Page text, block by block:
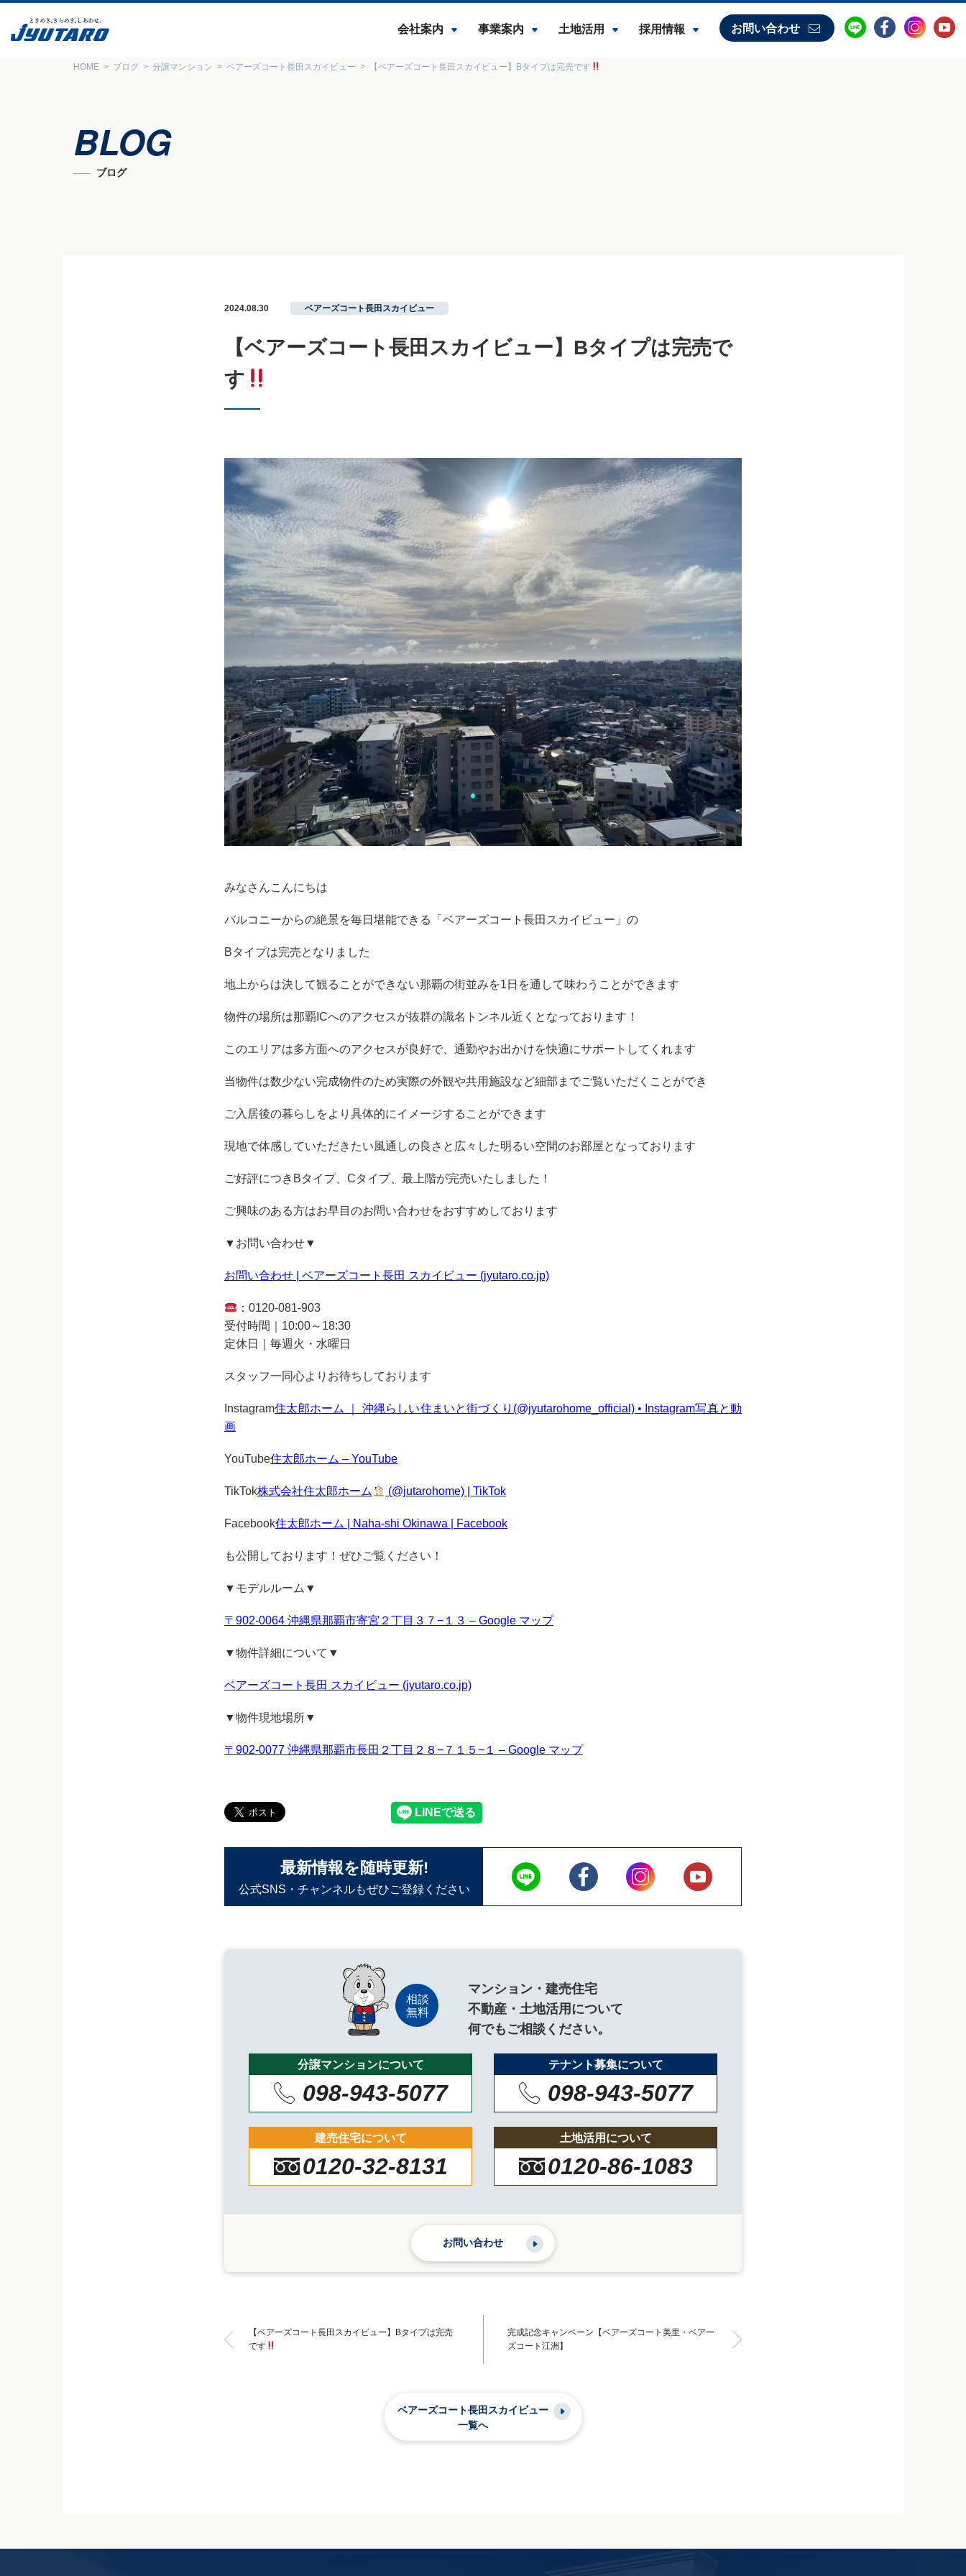
会社案内 事業案内 土地活用 採用情報 お問い合わせ
HOME ブログ 分譲マンション ベアーズコート長田スカイビュー 【ベアーズコート長田スカイビュー】Bタイプは完売です
BLOG
ブログ
2024.08.30 ベアーズコート長田スカイビュー
【ベアーズコート長田スカイビュー】Bタイプは完売で
す
みなさんこんにちは
バルコニーからの絶景を毎日堪能できる「ベアーズコート長田スカイビュー」の
Bタイプは完売となりました
地上からは決して観ることができない那覇の街並みを1日を通して味わうことができます
物件の場所は那覇ICへのアクセスが抜群の識名トンネル近くとなっております！
このエリアは多方面へのアクセスが良好で、通勤やお出かけを快適にサポートしてくれます
当物件は数少ない完成物件のため実際の外観や共用施設など細部までご覧いただくことができ
ご入居後の暮らしをより具体的にイメージすることができます
現地で体感していただきたい風通しの良さと広々した明るい空間のお部屋となっております
ご好評につき Bタイプ、Cタイプ、最上階が完売いたしました！
ご興味のある方はお早目のお問い合わせをおすすめしております
▼お問い合わせ▼
お問い合わせ | ベアーズコート長田 スカイビュー (jyutaro.co.jp)
：0120-081-903
受付時間｜10:00～18:30
定休日｜毎週火・水曜日
スタッフ一同心よりお待ちしております
Instagram住太郎ホーム ｜ 沖縄らしい住まいと街づくり(@jyutarohome_official) • Instagram写真と動
画
YouTube住太郎ホーム – YouTube
TikTok株式会社住太郎ホーム (@jutarohome) | TikTok
Facebook住太郎ホーム | Naha-shi Okinawa | Facebook
も公開しております！ぜひご覧ください！
▼モデルルーム▼
〒902-0064 沖縄県那覇市寄宮２丁目３７−１３ – Google マップ
▼物件詳細について▼
ベアーズコート長田 スカイビュー (jyutaro.co.jp)
▼物件現地場所▼
〒902-0077 沖縄県那覇市長田２丁目２８−７１５−１ – Google マップ
最新情報を随時更新!
公式SNS・チャンネルもぜひご登録ください
マンション・建売住宅
不動産・土地活用について
何でもご相談ください。
分譲マンションについて
098-943-5077
テナント募集について
098-943-5077
建売住宅について
0120-32-8131
土地活用について
0120-86-1083
お問い合わせ
【ベアーズコート長田スカイビュー】Bタイプは完売
です
完成記念キャンペーン【ベアーズコート美里・ベアー
ズコート江洲】
ベアーズコート長田スカイビュー
一覧へ